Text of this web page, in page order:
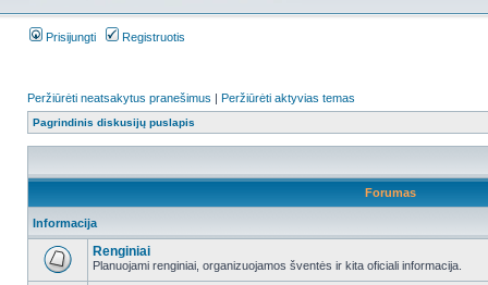
Prisijungti Registruotis
Peržiūrėti neatsakytus pranešimus | Peržiūrėti aktyvias temas
Pagrindinis diskusijų puslapis
Forumas
Informacija
Renginiai
Planuojami renginiai, organizuojamos šventės ir kita oficiali informacija.